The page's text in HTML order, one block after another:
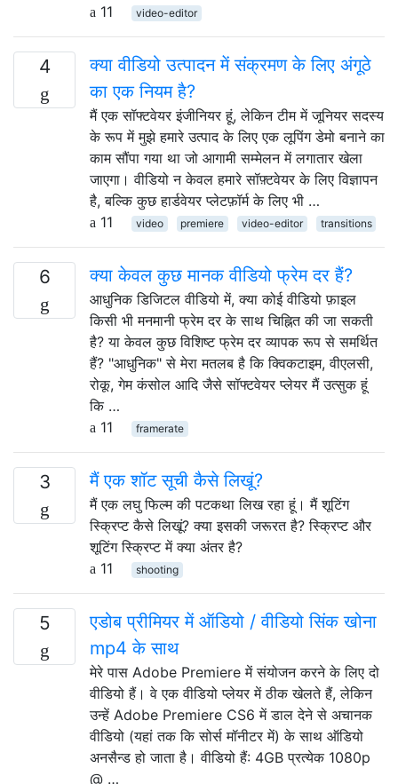
11
video-editor
4
क्या वीडियो उत्पादन में संक्रमण के लिए अंगूठे
का एक नियम है?
मैं एक सॉफ्टवेयर इंजीनियर हूं, लेकिन टीम में जूनियर सदस्य
के रूप में मुझे हमारे उत्पाद के लिए एक लूपिंग डेमो बनाने का
काम सौंपा गया था जो आगामी सम्मेलन में लगातार खेला
जाएगा। वीडियो न केवल हमारे सॉफ़्टवेयर के लिए विज्ञापन
है, बल्कि कुछ हार्डवेयर प्लेटफ़ॉर्म के लिए भी …
11
video premiere video-editor transitions
6 क्या केवल कुछ मानक वीडियो फ्रेम दर हैं?
आधुनिक डिजिटल वीडियो में, क्या कोई वीडियो फ़ाइल
किसी भी मनमानी फ्रेम दर के साथ चिह्नित की जा सकती
है? या केवल कुछ विशिष्ट फ्रेम दर व्यापक रूप से समर्थित
हैं? "आधुनिक" से मेरा मतलब है कि क्विकटाइम, वीएलसी,
रोकू, गेम कंसोल आदि जैसे सॉफ्टवेयर प्लेयर मैं उत्सुक हूं
कि …
11
framerate
3 मैं एक शॉट सूची कैसे लिखूं?
मैं एक लघु फिल्म की पटकथा लिख ​​रहा हूं। मैं शूटिंग
स्क्रिप्ट कैसे लिखूं? क्या इसकी जरूरत है? स्क्रिप्ट और
शूटिंग स्क्रिप्ट में क्या अंतर है?
11
shooting
5
एडोब प्रीमियर में ऑडियो / वीडियो सिंक खोना
mp4 के साथ
मेरे पास Adobe Premiere में संयोजन करने के लिए दो
वीडियो हैं। वे एक वीडियो प्लेयर में ठीक खेलते हैं, लेकिन
उन्हें Adobe Premiere CS6 में डाल देने से अचानक
वीडियो (यहां तक ​​कि सोर्स मॉनीटर में) के साथ ऑडियो
अनसैन्ड हो जाता है। वीडियो हैं: 4GB प्रत्येक 1080p
@ …